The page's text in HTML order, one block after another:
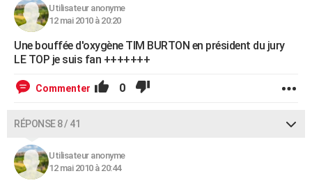
Utilisateur anonyme
12 mai 2010 à 20:20
Une bouffée d'oxygène TIM BURTON en président du jury
LE TOP je suis fan +++++++
Commenter 0
RÉPONSE 8 / 41
Utilisateur anonyme
12 mai 2010 à 20:44